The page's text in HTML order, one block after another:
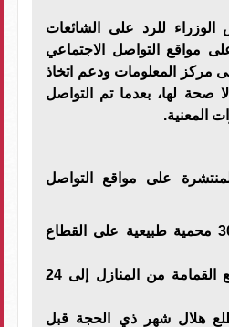
للرد على الشائعات
مواقع التواصل الاجتماعي
مركز المعلومات ودعم اتخاذ
صحة لها، بعدما تم التواصل
المعنية.
على مواقع التواصل
طرح الحكومة 30 محمية طبيعية على القطاع
زيادة رسوم جمع القمامة من المنازل إلى 24
هلال شهر ذي الحجة قبل